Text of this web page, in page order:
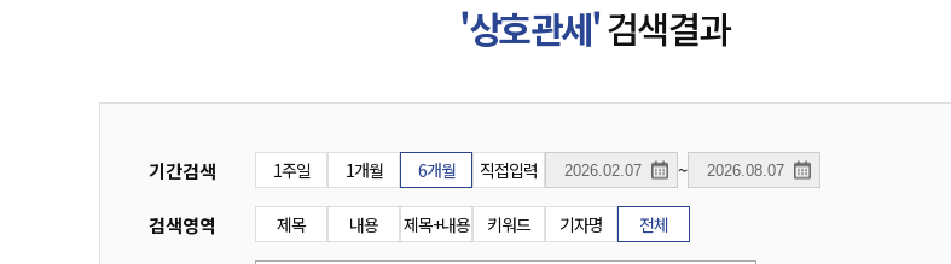
'상호관세'검색결과
기간검색 1주일 1개월 6개월 직접입력 ~
검색영역 제목 내용 제목+내용 키워드 기자명 전체